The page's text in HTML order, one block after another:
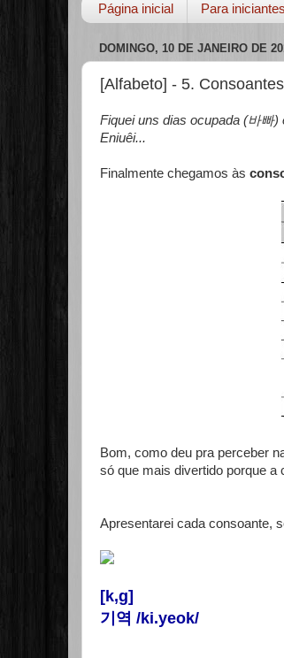
Página inicial Para
DOMINGO, 10 DE JANEIRO DE
[Alfabeto] - 5.
Fiquei uns dias ocupada (바빠
Eniuêi...
Finalmente chegamos às
Bom, como deu pra perceber
só que mais divertido porque a
Apresentarei cada consoante,
[k,g]
기역 /ki.yeok/